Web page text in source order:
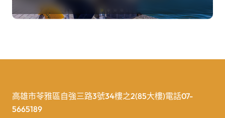
高雄市苓雅區自強三路3號34樓之2(85大樓)電話07-
5665189